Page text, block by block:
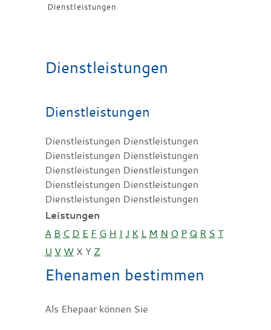
Dienstleistungen
Dienstleistungen
Dienstleistungen
Dienstleistungen Dienstleistungen
Dienstleistungen Dienstleistungen
Dienstleistungen Dienstleistungen
Dienstleistungen Dienstleistungen
Dienstleistungen Dienstleistungen
Leistungen
A B C D E F G H I J K L M N O P Q R S T
U V W X Y Z
Ehenamen bestimmen
Als Ehepaar können Sie